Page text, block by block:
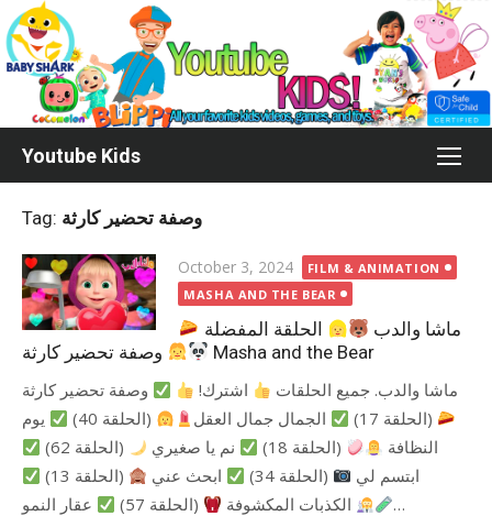
Skip
to
content
Youtube Kids
Tag: وصفة تحضير كارثة
Posted
on
October 3, 2024
FILM & ANIMATION
MASHA AND THE BEAR
ماشا والدب
الحلقة المفضلة
Masha and the Bear
ماشا والدب. جميع الحلقات
اشترك!
وصفة تحضير كارثة
(الحلقة 17)
الجمال جمال العقل (الحلقة 40)
يوم
النظافة
(الحلقة 18) نم يا صغيري
(الحلقة 62)
ابتسم لي
(الحلقة 34) ابحث عني
(الحلقة 13)
الكذبات المكشوفة
(الحلقة 57) …